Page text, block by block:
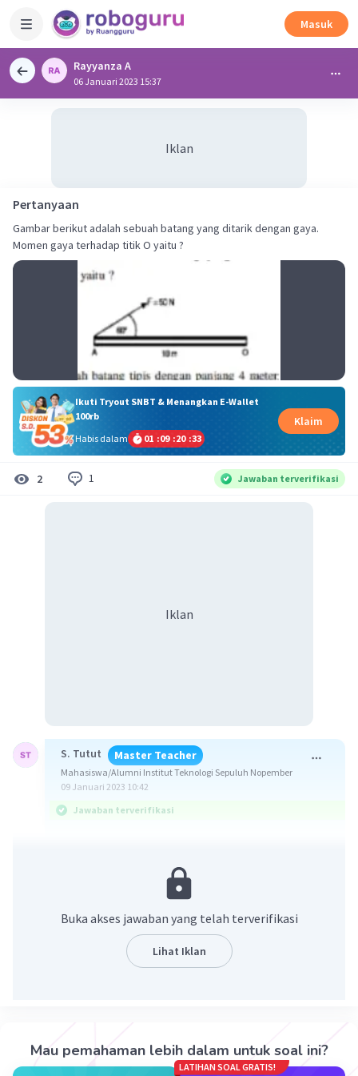
Masuk
Rayyanza A
06 Januari 2023 15:37
Iklan
Pertanyaan
Gambar berikut adalah sebuah batang yang ditarik dengan gaya.
Momen gaya terhadap titik O yaitu ?
Ikuti Tryout SNBT & Menangkan E-Wallet
100rb
Habis dalam
01 :09 :20 :32
Klaim
2 1 Jawaban terverifikasi
Iklan
S. Tutut Master Teacher
Mahasiswa/Alumni Institut Teknologi Sepuluh Nopember
09 Januari 2023 10:42
Jawaban terverifikasi
𝞱 = 60°
Momen gaya atau torsi adalah gaya pada sumbu
Buka akses jawaban yang telah terverifikasi
Lihat Iklan
Mau pemahaman lebih dalam untuk soal ini?
LATIHAN SOAL GRATIS!